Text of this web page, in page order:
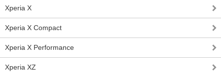
Xperia X
Xperia X Compact
Xperia X Performance
Xperia XZ